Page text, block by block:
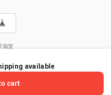
猫堂
available
cart
に質問する